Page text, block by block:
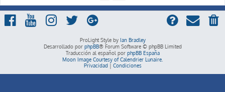
ProLight Style by Ian Bradley
Desarrollado por phpBB® Forum Software © phpBB Limited
Traducción al español por phpBB España
Moon Image Courtesy of Calendrier Lunaire.
Privacidad| Condiciones